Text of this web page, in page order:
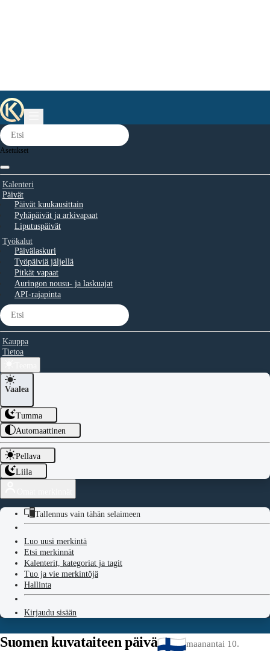
Asetukset
Kalenteri
Päivät
Päivät kuukausittain
Pyhäpäivät ja arkivapaat
Liputuspäivät
Työkalut
Päivälaskuri
Työpäiviä jäljellä
Pitkät vapaat
Auringon nousu- ja laskuajat
API-rajapinta
Kauppa
Tietoa
Vaalea
Tumma
Automaattinen
Pellava
Liila
Tallennus vain tähän selaimeen
Luo uusi merkintä
Etsi merkinnät
Kalenterit, kategoriat ja tagit
Tuo ja vie merkintöjä
Hallinta
Kirjaudu sisään
Suomen kuvataiteen päivä maanantai 10.